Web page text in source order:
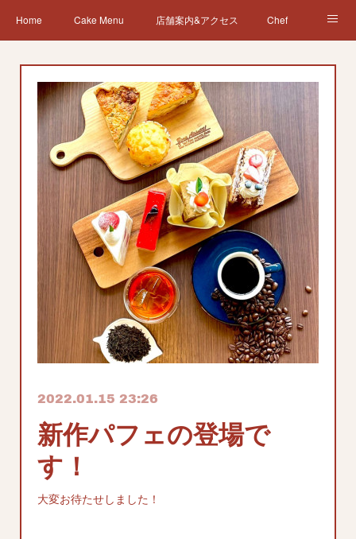
Home Cake Menu 店舗案内&アクセス Chef
2022.01.15 23:26
新作パフェの登場で
す！
大変お待たせしました！